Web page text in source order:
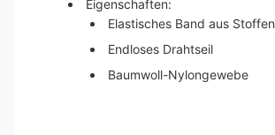
Eigenschaften:
Elastisches Band aus Stoffen
Endloses Drahtseil
Baumwoll-Nylongewebe